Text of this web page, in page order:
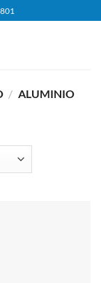
/ ALUMINIO